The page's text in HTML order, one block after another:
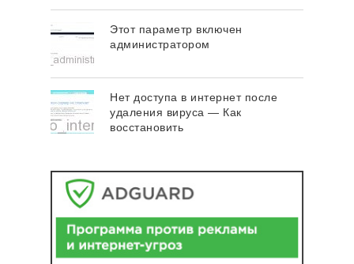
Этот параметр включен
администратором
Нет доступа в интернет после
удаления вируса — Как
восстановить